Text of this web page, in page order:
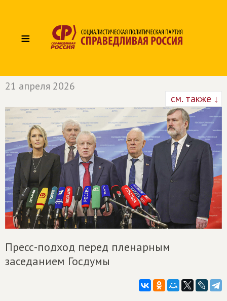
≡
21 апреля 2026
см. также ↓
Пресс-подход перед пленарным
заседанием Госдумы